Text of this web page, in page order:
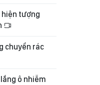
hiện tượng
chuyển rác
ô nhiễm